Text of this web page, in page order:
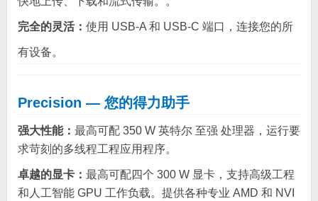
完全的灵活： 使用 USB-A 和 USB-C 端口，连接您的所
有设备。
Precision — 您的得力助手
强大性能： 最高可配 350 W 英特尔 至强 处理器，运行要
求苛刻的多线程工程应用程序。
卓越的显卡： 最高可配四个 300 W 显卡，支持高级工程
和人工智能 GPU 工作负载。提供各种专业 AMD 和 NVI